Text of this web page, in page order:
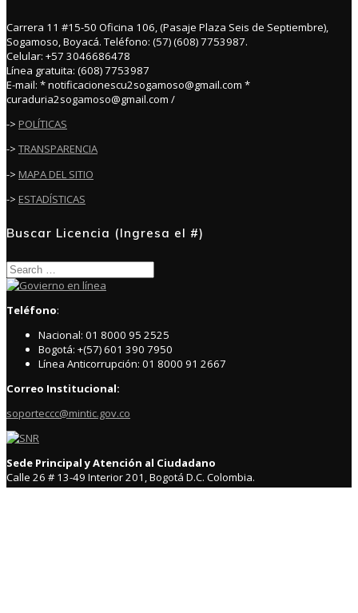
Carrera 11 #15-50 Oficina 106, (Pasaje Plaza Seis de Septiembre),
Sogamoso, Boyacá. Teléfono: (57) (608) 7753987.
Celular: +57 3046686478
Línea gratuita: (608) 7753987
E-mail: * notificacionescu2sogamoso@gmail.com *
curaduria2sogamoso@gmail.com /
-> POLÍTICAS
-> TRANSPARENCIA
-> MAPA DEL SITIO
-> ESTADÍSTICAS
Buscar Licencia (Ingresa el #)
Search
for:
Teléfono:
Nacional: 01 8000 95 2525
Bogotá: +(57) 601 390 7950
Línea Anticorrupción: 01 8000 91 2667
Correo Institucional:
soporteccc@mintic.gov.co
Sede Principal y Atención al Ciudadano
Calle 26 # 13-49 Interior 201, Bogotá D.C. Colombia.
Código postal: # 110311 – 110311000